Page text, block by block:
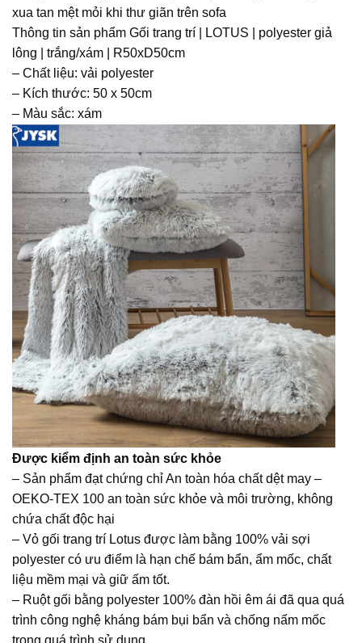
xua tan mệt mỏi khi thư giãn trên sofa
Thông tin sản phẩm Gối trang trí | LOTUS | polyester giả
lông | trắng/xám | R50xD50cm
– Chất liệu: vải polyester
– Kích thước: 50 x 50cm
– Màu sắc: xám
Được kiểm định an toàn sức khỏe
– Sản phẩm đạt chứng chỉ An toàn hóa chất dệt may –
OEKO-TEX 100 an toàn sức khỏe và môi trường, không
chứa chất độc hại
– Vỏ gối trang trí Lotus được làm bằng 100% vải sợi
polyester có ưu điểm là hạn chế bám bẩn, ẩm mốc, chất
liệu mềm mại và giữ ấm tốt.
– Ruột gối bằng polyester 100% đàn hồi êm ái đã qua quá
trình công nghệ kháng bám bụi bẩn và chống nấm mốc
trong quá trình sử dụng